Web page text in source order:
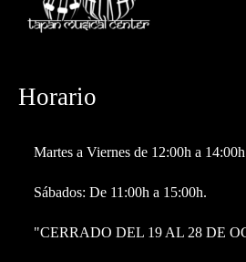
Horario
Martes a Viernes de 12:00h a
Sábados: De 11:00h a 15:00h.
"CERRADO DEL 19 AL 28 DE